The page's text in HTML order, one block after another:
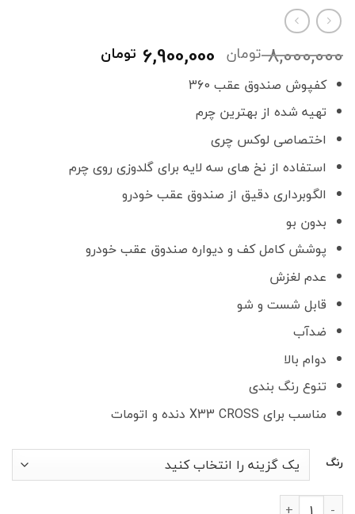
8,000,000 تومان قیمت
اصلی
بود.
6,900,000 تومان
کفپوش صندوق عقب 360
تهیه شده از بهترین چرم
اختصاصی لوکس چری
استفاده از نخ های سه لایه برای گلدوزی روی چرم
الگوبرداری دقیق از صندوق عقب خودرو
بدون بو
پوشش کامل کف و دیواره صندوق عقب خودرو
عدم لغزش
قابل شست و شو
ضدآب
دوام بالا
تنوع رنگ بندی
مناسب برای X33 CROSS دنده و اتومات
رنگ
کفپوش چرمی صندوق عقب 360 ایکس 33 کراس عدد